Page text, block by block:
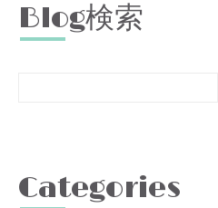
Blog検索
Categories